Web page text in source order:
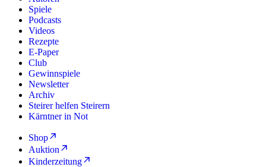
Spiele
Podcasts
Videos
Rezepte
E-Paper
Club
Gewinnspiele
Newsletter
Archiv
Steirer helfen Steirern
Kärntner in Not
Shop
Auktion
Kinderzeitung